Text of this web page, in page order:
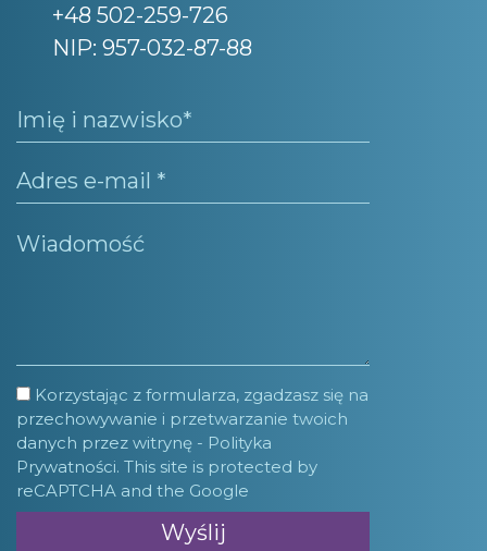
+48 502-259-726
NIP: 957-032-87-88
Korzystając z formularza, zgadzasz się na
przechowywanie i przetwarzanie twoich
danych przez witrynę - Polityka
Prywatności. This site is protected by
reCAPTCHA and the Google